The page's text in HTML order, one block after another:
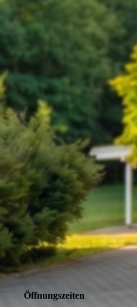
Öffnungszeiten